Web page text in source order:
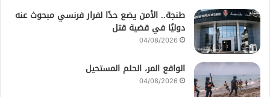
طنجة.. الأمن يضع حدًا لفرار فرنسي مبحوث عنه
دوليًا في قضية قتل
04/08/2026
الواقع المر، الحلم المستحيل
04/08/2026